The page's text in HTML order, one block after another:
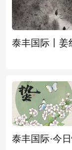
泰丰国际丨姜
泰丰国际·今